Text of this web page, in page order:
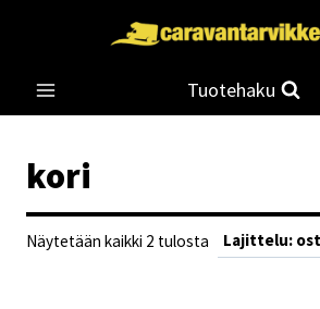
Tuotehaku
kori
Näytetään kaikki 2 tulosta Suosituimmat